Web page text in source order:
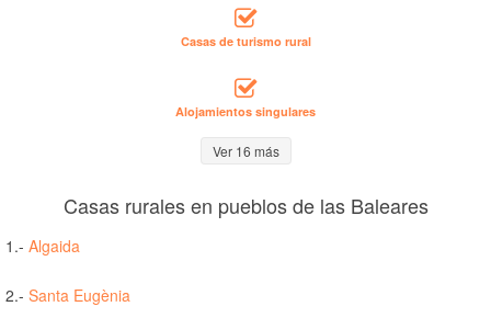
Casas de turismo rural
Alojamientos singulares
Ver 16 más
Casas rurales en pueblos de las Baleares
1.- Algaida
2.- Santa Eugènia